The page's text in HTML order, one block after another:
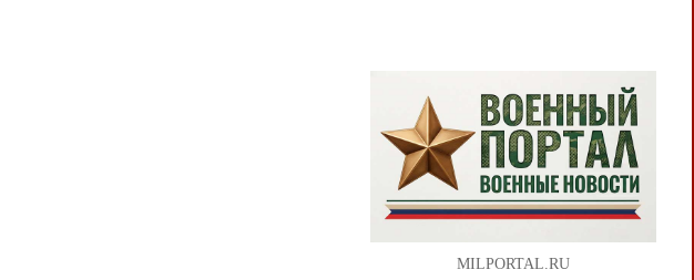
MILPORTAL.RU